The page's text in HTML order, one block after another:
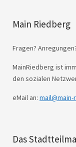
Main Riedberg
Fragen?
MainRiedberg ist
den sozialen
eMail an:
Das